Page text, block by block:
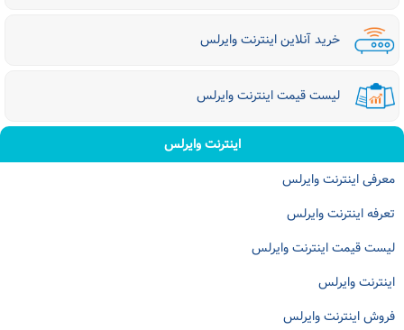
خرید آنلاین اینترنت وایرلس
لیست قیمت اینترنت وایرلس
اینترنت وایرلس
معرفی اینترنت وایرلس
تعرفه اینترنت وایرلس
لیست قیمت اینترنت وایرلس
اینترنت وایرلس
فروش اینترنت وایرلس